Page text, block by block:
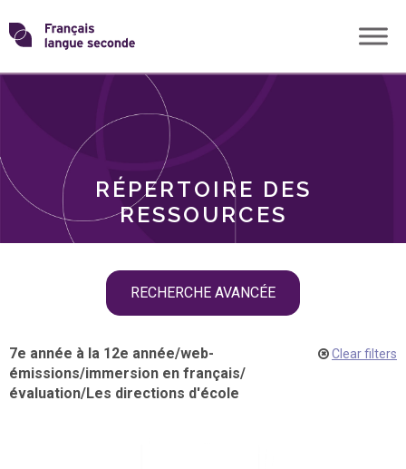
Skip
toTransformons
langue
RÉPERTOIRE DES
RESSOURCES
RECHERCHE AVANCÉE
THÈMES
7e année à la 12e année/web-
émissions/immersion en français/
évaluation/Les directions d'école
Clear filters